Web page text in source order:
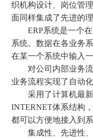
织机构设计、岗位管
面同样集成了先进的理
ERP系统是一个在
系统。数据在各业务
在某一个系统中输入
对公司内部业务流
业务流程实现了自动化
采用了计算机最新
INTERNET体系结构
都可以方便地接入到系
集成性、先进性、